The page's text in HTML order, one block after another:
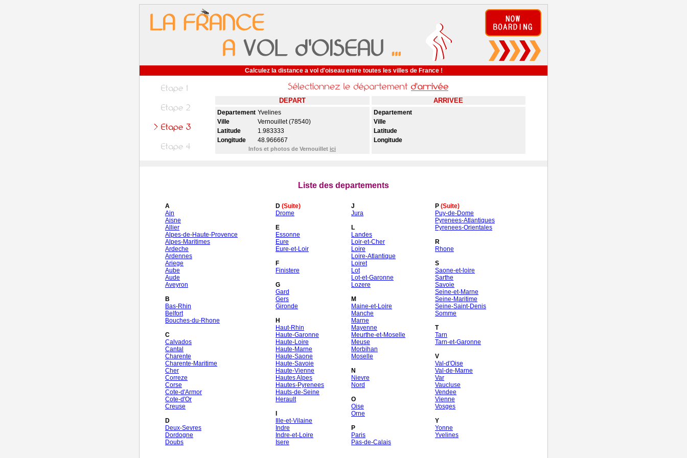
Calculez la distance a vol d'oiseau entre toutes les villes de France !
DEPART ARRIVEE
Departement Yvelines
Ville
Vernouillet (78540)
Latitude
1.983333
Longitude
48.966667
Infos et photos de Vernouillet ici
Departement
Ville
Latitude
Longitude
Liste des departements
A
Ain
Aisne
Allier
Alpes-de-Haute-Provence
Alpes-Maritimes
Ardeche
Ardennes
Ariege
Aube
Aude
Aveyron
B
Bas-Rhin
Belfort
Bouches-du-Rhone
C
Calvados
Cantal
Charente
Charente-Maritime
Cher
Correze
Corse
Cote-d'Armor
Cote-d'Or
Creuse
D
Deux-Sevres
Dordogne
Doubs
D (Suite)
Drome
E
Essonne
Eure
Eure-et-Loir
F
Finistere
G
Gard
Gers
Gironde
H
Haut-Rhin
Haute-Garonne
Haute-Loire
Haute-Marne
Haute-Saone
Haute-Savoie
Haute-Vienne
Hautes Alpes
Hautes-Pyrenees
Hauts-de-Seine
Herault
Ille-et-Vilaine
Indre
Indre-et-Loire
Isere
J
Jura
L
Landes
Loir-et-Cher
Loire
Loire-Atlantique
Loiret
Lot
Lot-et-Garonne
Lozere
M
Maine-et-Loire
Manche
Marne
Mayenne
Meurthe-et-Moselle
Meuse
Morbihan
Moselle
N
Nievre
Nord
O
Oise
Orne
P
Paris
Pas-de-Calais
P (Suite)
Puy-de-Dome
Pyrenees-Atlantiques
Pyrenees-Orientales
R
Rhone
S
Saone-et-loire
Sarthe
Savoie
Seine-et-Marne
Seine-Maritime
Seine-Saint-Denis
Somme
T
Tarn
Tarn-et-Garonne
V
Val-d'Oise
Val-de-Marne
Var
Vaucluse
Vendee
Vienne
Vosges
Y
Yonne
Yvelines